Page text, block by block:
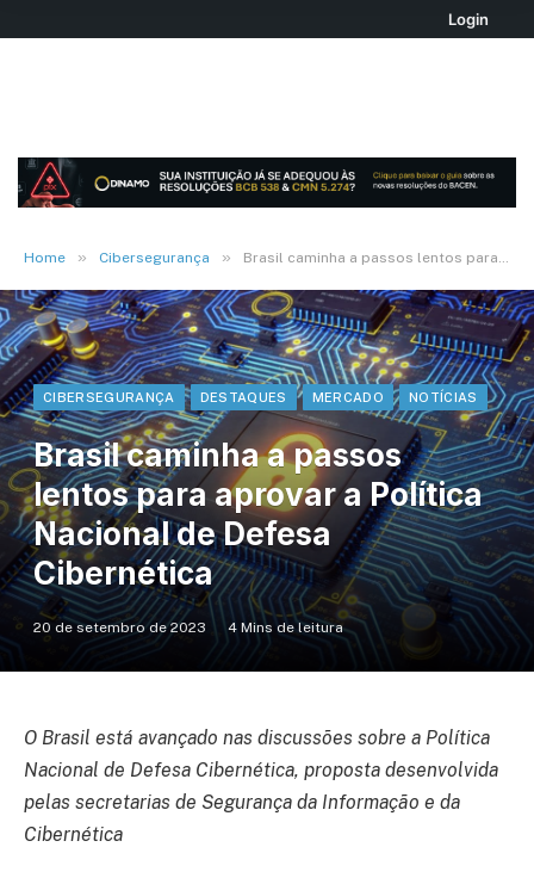
Login
Home » Cibersegurança » Brasil caminha a passos lentos para aprovar a Política Nacional de Defesa Cibernética
CIBERSEGURANÇA DESTAQUES MERCADO NOTÍCIAS
Brasil caminha a passos
lentos para aprovar a Política
Nacional de Defesa
Cibernética
20 de setembro de 2023 4 Mins de leitura
O Brasil está avançado nas discussões sobre a Política
Nacional de Defesa Cibernética, proposta desenvolvida
pelas secretarias de Segurança da Informação e da
Cibernética